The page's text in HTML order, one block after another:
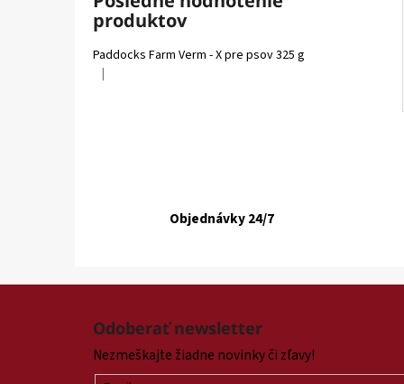
produktov
Paddocks Farm Verm - X pre psov 325 g
Hodnotenie produktu je 5 z 5 hviezdičiek.
|
Objednávky 24/7
Z
Odoberať newsletter
Nezmeškajte žiadne novinky či zľavy!